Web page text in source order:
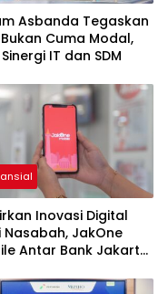
Asbanda Tegaskan
Bukan Cuma Modal,
IT dan SDM
Inovasi Digital
Nasabah, JakOne
Antar Bank Jakarta
Awards 2026